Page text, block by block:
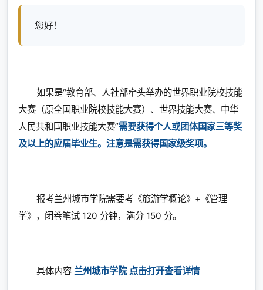
您好！
如果是“教育部、人社部牵头举办的世界职业院校技能
大赛（原全国职业院校技能大赛）、世界技能大赛、中华
人民共和国职业技能大赛”需要获得个人或团体国家三等奖
及以上的应届毕业生。注意是需获得国家级奖项。
报考兰州城市学院需要考《旅游学概论》+《管理
学》，闭卷笔试 120 分钟，满分 150 分。​
具体内容 兰州城市学院 点击打开查看详情